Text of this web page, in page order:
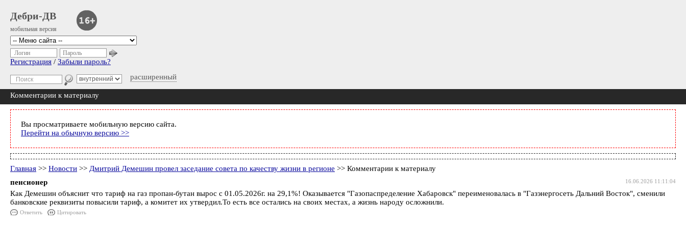
Дебри-ДВ
мобильная версия
расширенный
Логин Пароль
Регистрация / Забыли пароль?
Комментарии к материалу
Вы просматриваете мобильную версию сайта.
Перейти на обычную версию >>
Главная >> Новости >> Дмитрий Демешин провел заседание совета по качеству жизни в регионе >> Комментарии к материалу
16.06.2026 11:11:04
пенсионер
Как Демешин объяснит что тариф на газ пропан-бутан вырос с 01.05.2026г. на 29,1%! Оказывается "Газопаспределение Хабаровск" переименовалась в "Газэнергосеть Дальний Восток", сменили
банковские реквизиты повысили тариф, а комитет их утвердил.То есть все остались на своих местах, а жизнь народу осложнили.
Ответить Цитировать